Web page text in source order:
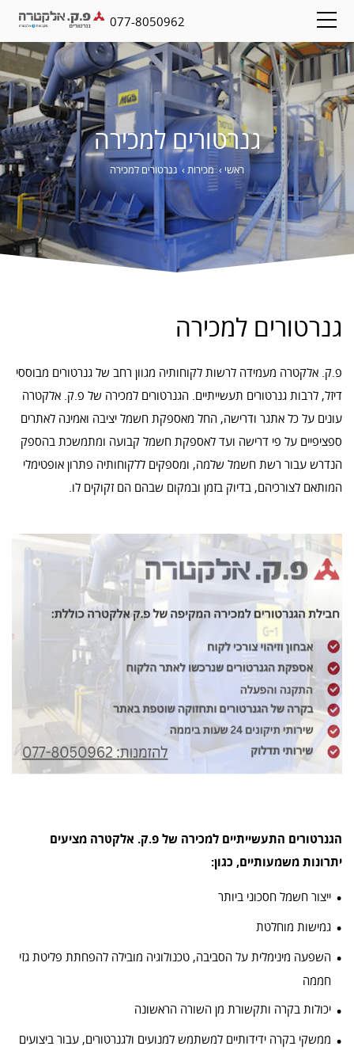
077-8050962
גנרטורים למכירה
ראשי ›מכירות› גנרטורים למכירה
גנרטורים למכירה
פ.ק. אלקטרה מעמידה לרשות לקוחותיה מגוון רחב של גנרטורים מבוססי
דיזל, לרבות גנרטורים תעשייתיים. הגנרטורים למכירה של פ.ק. אלקטרה
עונים על כל אתגר ודרישה, החל מאספקת חשמל יציבה ואמינה לאתרים
ספציפיים על פי דרישה ועד לאספקת חשמל קבועה ומתמשכת בהספק
הנדרש עבור רשת חשמל שלמה, ומספקים ללקוחותיה פתרון אופטימלי
המותאם לצורכיהם, בדיוק בזמן ובמקום שבהם הם זקוקים לו.
הגנרטורים התעשייתיים למכירה של פ.ק. אלקטרה מציעים
יתרונות משמעותיים, כגון:
ייצור חשמל חסכוני ביותר
גמישות מוחלטת
השפעה מינימלית על הסביבה, טכנולוגיה מובילה להפחתת פליטת גזי
חממה
יכולות בקרה ותקשורת מן השורה הראשונה
ממשקי בקרה ידידותיים למשתמש למנועים ולגנרטורים, עבור ביצועים